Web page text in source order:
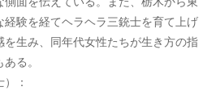
験を経てヘラヘラ三銃士を育て上げ
を生み、同年代女性たちが生き方の指
る。
：